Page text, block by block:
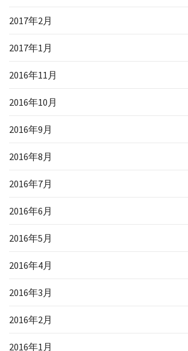
2017年2月
2017年1月
2016年11月
2016年10月
2016年9月
2016年8月
2016年7月
2016年6月
2016年5月
2016年4月
2016年3月
2016年2月
2016年1月